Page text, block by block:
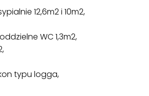
12,6m2 i 10m2,
WC 1,3m2,
typu logga,